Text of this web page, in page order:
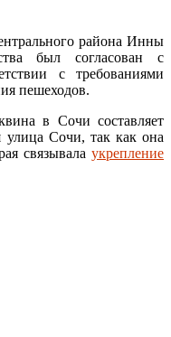
района Инны
был согласован с
с требованиями
пешеходов.
в Сочи составляет
улица Сочи, так как она
связывала укрепление